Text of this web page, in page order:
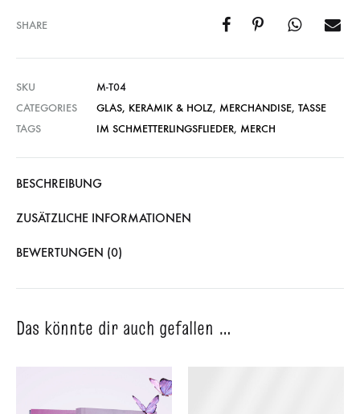
SHARE
SKU
M-T04
CATEGORIES
GLAS, KERAMIK & HOLZ, MERCHANDISE, TASSE
TAGS
IM SCHMETTERLINGSFLIEDER, MERCH
BESCHREIBUNG
ZUSÄTZLICHE INFORMATIONEN
BEWERTUNGEN (0)
Das könnte dir auch gefallen …